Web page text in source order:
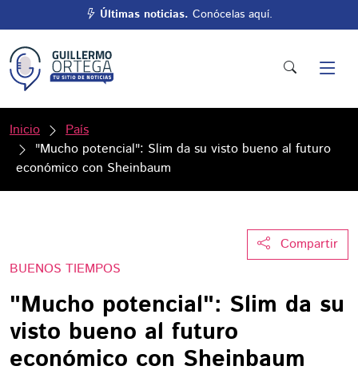
Últimas noticias. Conócelas aquí.
Inicio
País
"Mucho potencial": Slim da su visto bueno al futuro
económico con Sheinbaum
Compartir
BUENOS TIEMPOS
"Mucho potencial": Slim da su
visto bueno al futuro
económico con Sheinbaum